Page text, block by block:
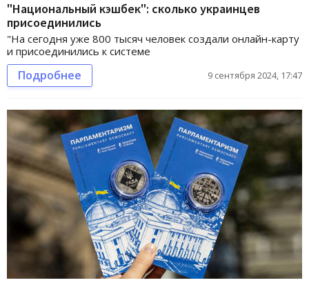
"Национальный кэшбек": сколько украинцев
присоединились
"На сегодня уже 800 тысяч человек создали онлайн-карту
и присоединились к системе
Подробнее 9 сентября 2024, 17:47